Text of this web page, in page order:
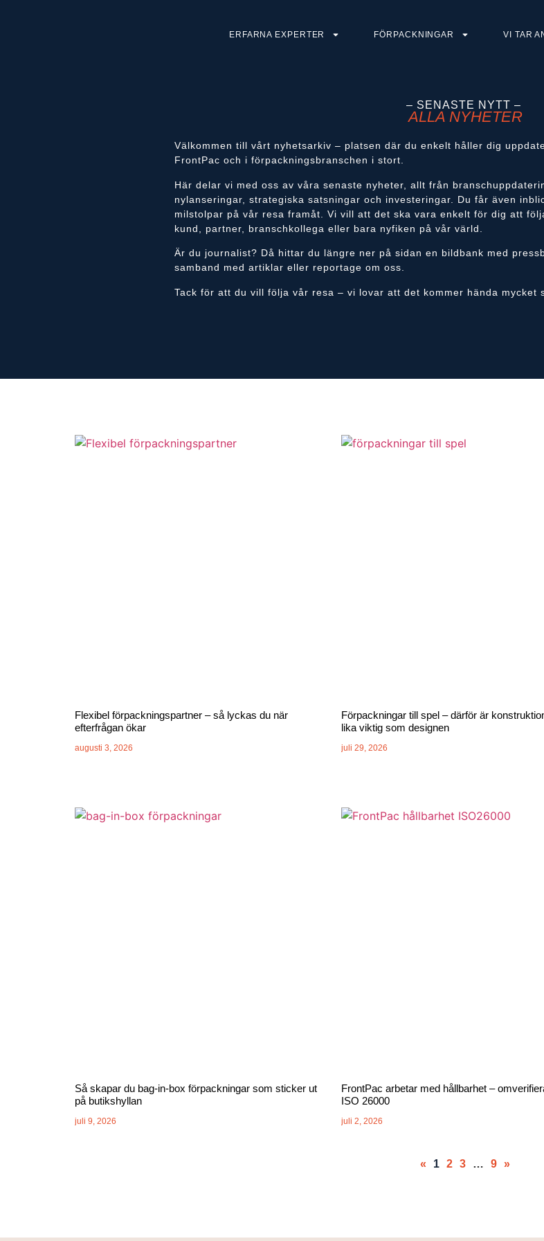
ERFARNA EXPERTER FÖRPACKNINGAR VI TAR
– SENASTE NYTT –
ALLA NYHETER
Välkommen till vårt nyhetsarkiv – platsen där du enkelt håller dig
FrontPac och i förpackningsbranschen i stort.
Här delar vi med oss av våra senaste nyheter, allt från
nylanseringar, strategiska satsningar och investeringar. Du får även
milstolpar på vår resa framåt. Vi vill att det ska vara enkelt för dig att
kund, partner, branschkollega eller bara nyfiken på vår värld.
Är du journalist? Då hittar du längre ner på sidan en bildbank med
samband med artiklar eller reportage om oss.
Tack för att du vill följa vår resa – vi lovar att det kommer hända mycket
Flexibel förpackningspartner – så lyckas du när
efterfrågan ökar
augusti 3, 2026
Förpackningar till spel – därför är
lika viktig som designen
juli 29, 2026
Så skapar du bag-in-box förpackningar som sticker ut
på butikshyllan
juli 9, 2026
FrontPac arbetar med hållbarhet –
ISO 26000
juli 2, 2026
« 1 2 3 … 9 »